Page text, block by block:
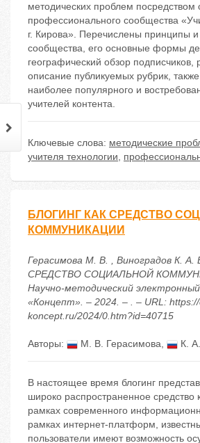
методических проблем посредством
профессионального сообщества
г. Кирова». Перечислены принципы
сообщества, его основные формы
географический обзор подписчиков,
описание публикуемых рубрик,
наиболее популярного и
учителей контента.
Ключевые слова: методические
учителя технологии,
БЛОГИНГ КАК СРЕДСТВО
КОММУНИКАЦИИ
Герасимова М. В. , Виноградов К.
СРЕДСТВО СОЦИАЛЬНОЙ
Научно-методический
«Концепт». – 2024. – . – URL:
koncept.ru/2024/0.htm?id=40715
Авторы: М. В. Герасимова, К.
В настоящее время блогинг
широко распространенное средство
рамках современного
рамках интернет-платформ,
пользователи имеют возможность